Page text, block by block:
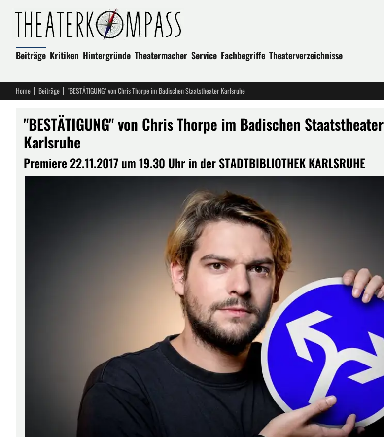
Beiträge Kritiken Hintergründe Theatermacher Service Fachbegriffe Theaterverzeichnisse
Home Beiträge "BESTÄTIGUNG" von Chris Thorpe im Badischen Staatstheater Karlsruhe
"BESTÄTIGUNG" von Chris Thorpe im Badischen Staatstheater
Karlsruhe
Premiere 22.11.2017 um 19.30 Uhr in der STADTBIBLIOTHEK KARLSRUHE